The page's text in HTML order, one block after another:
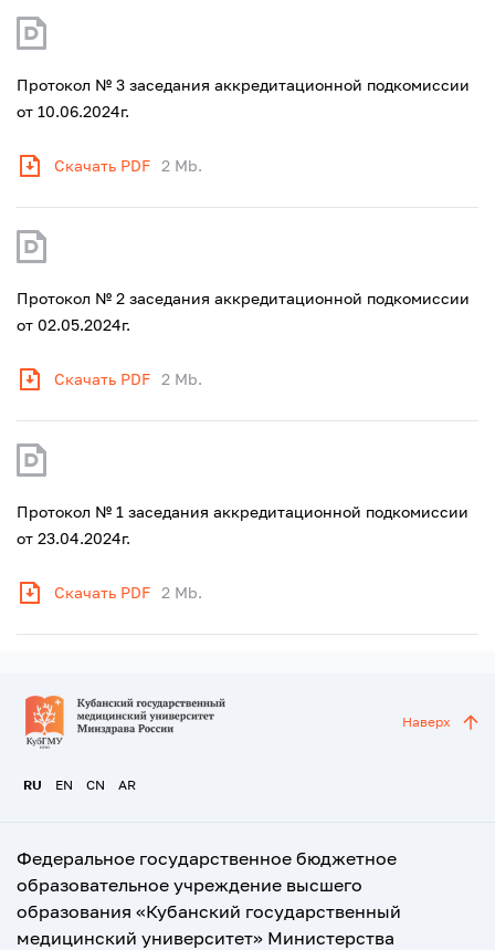
Протокол № 3 заседания аккредитационной подкомиссии
от 10.06.2024г.
Скачать PDF 2 Mb.
Протокол № 2 заседания аккредитационной подкомиссии
от 02.05.2024г.
Скачать PDF 2 Mb.
Протокол № 1 заседания аккредитационной подкомиссии
от 23.04.2024г.
Скачать PDF 2 Mb.
RU EN CN AR
Наверх
Федеральное государственное бюджетное
образовательное учреждение высшего
образования «Кубанский государственный
медицинский университет» Министерства